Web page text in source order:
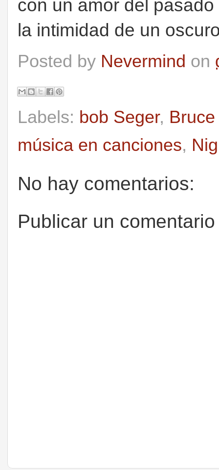
con un amor del
la intimidad de un
Posted by Nevermind on
Labels: bob Seger,
música en canciones,
No hay comentarios:
Publicar un comentario